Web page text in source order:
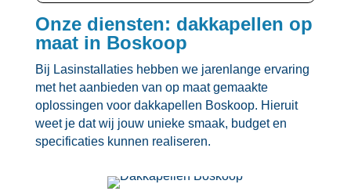
Onze diensten: dakkapellen op
maat in Boskoop
Bij Lasinstallaties hebben we jarenlange ervaring
met het aanbieden van op maat gemaakte
oplossingen voor dakkapellen Boskoop.​ Hieruit
weet je dat wij jouw unieke smaak, budget en
specificaties kunnen realiseren.​